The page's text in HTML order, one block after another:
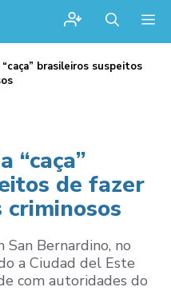
brasileiros suspeitos
“caça”
de fazer
Bernardino, no
a Ciudad del Este
com autoridades do